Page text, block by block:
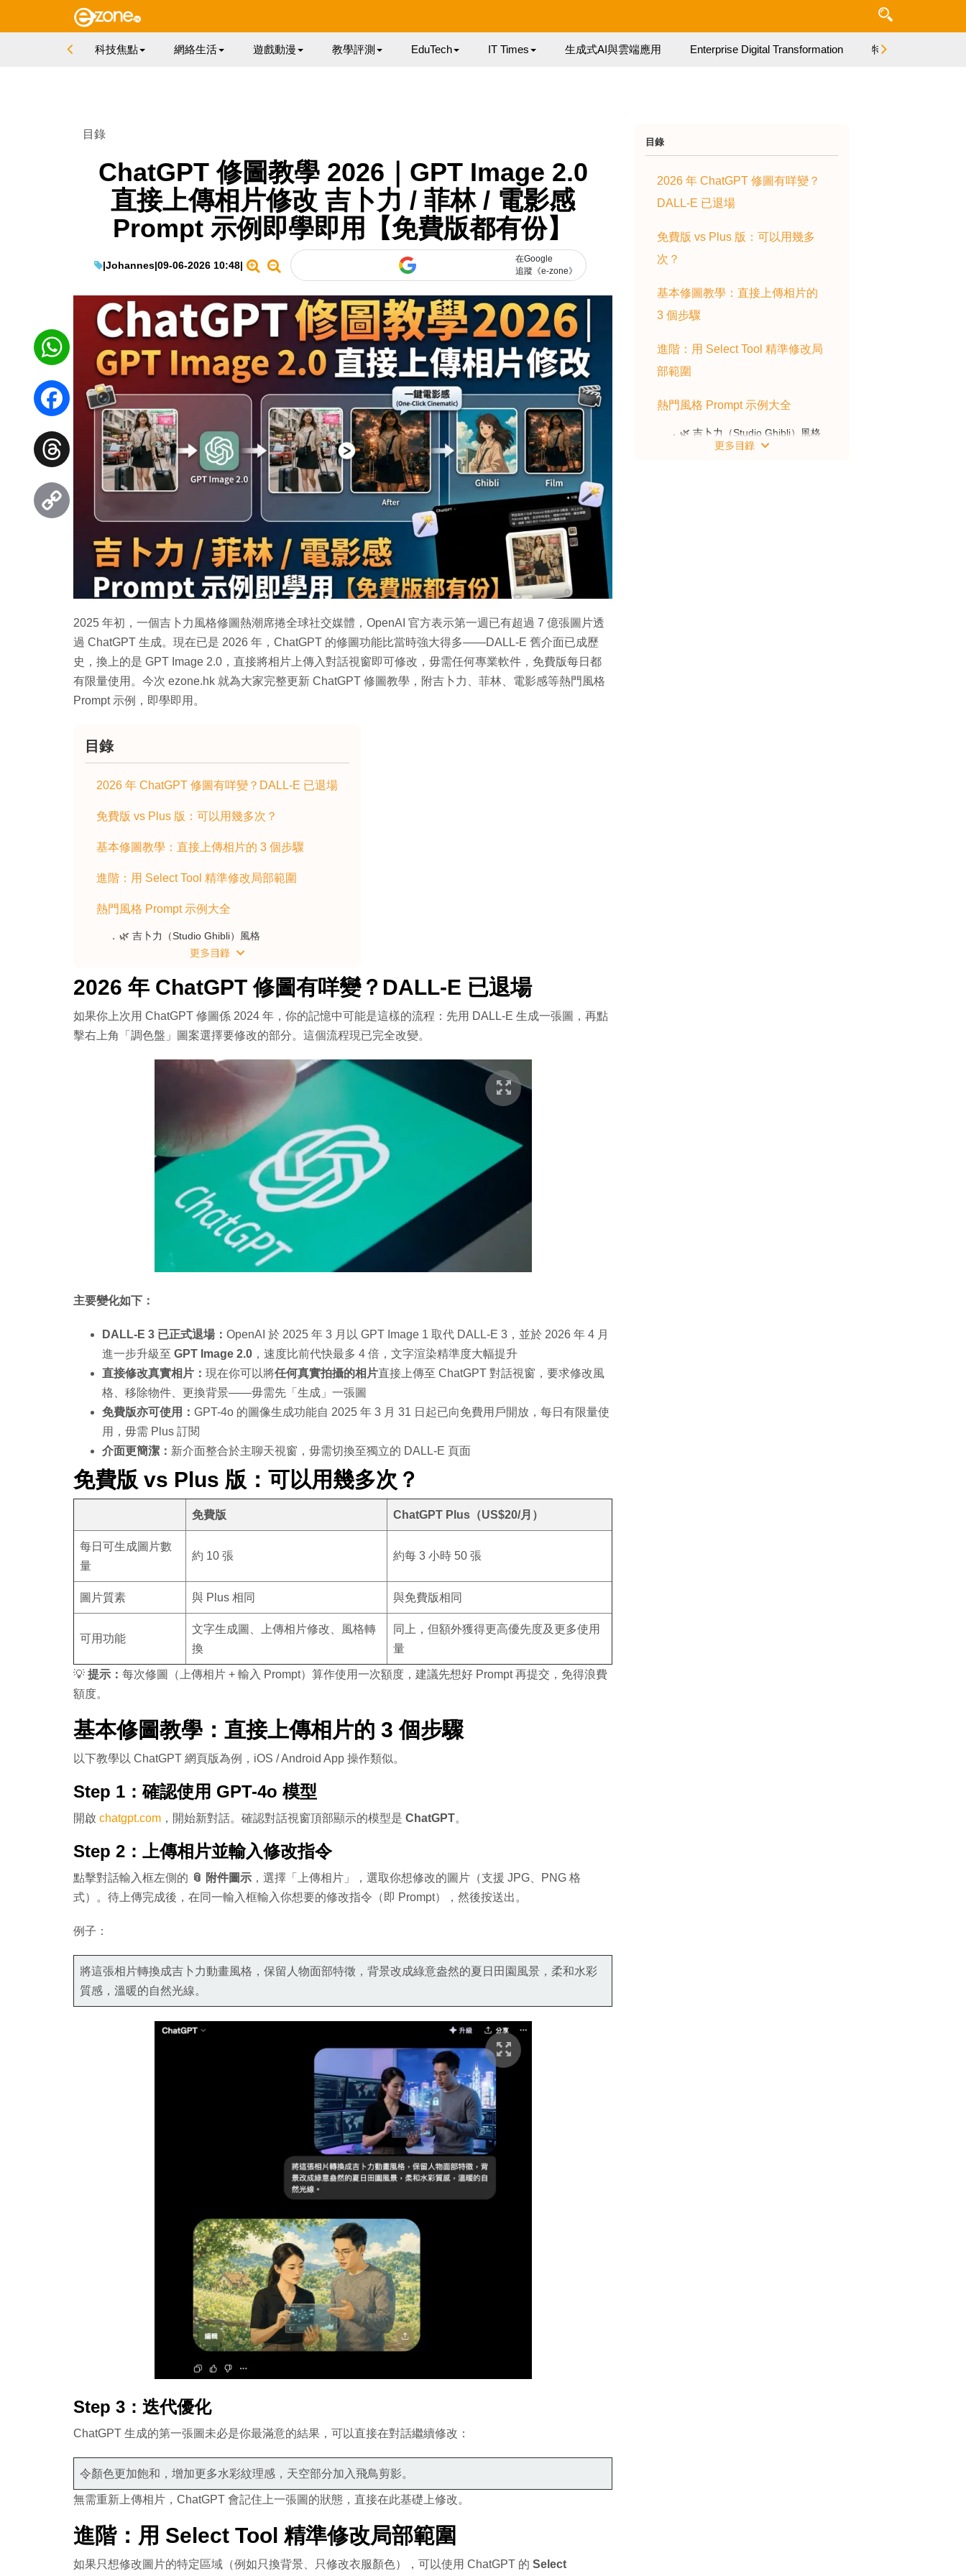
科技焦點 網絡生活 遊戲動漫 教學評測 EduTech IT Times 生成式AI與雲端應用 Enterprise Digital Transformation 特集
目錄
ChatGPT 修圖教學 2026｜GPT Image 2.0
直接上傳相片修改 吉卜力 / 菲林 / 電影感
Prompt 示例即學即用【免費版都有份】
|Johannes|09-06-2026 10:48|
在Google
追蹤《e-zone》
2025 年初，一個吉卜力風格修圖熱潮席捲全球社交媒體，OpenAI 官方表示第一週已有超過 7 億張圖片透
過 ChatGPT 生成。現在已是 2026 年，ChatGPT 的修圖功能比當時強大得多——DALL-E 舊介面已成歷
史，換上的是 GPT Image 2.0，直接將相片上傳入對話視窗即可修改，毋需任何專業軟件，免費版每日都
有限量使用。今次 ezone.hk 就為大家完整更新 ChatGPT 修圖教學，附吉卜力、菲林、電影感等熱門風格
Prompt 示例，即學即用。
目錄
2026 年 ChatGPT 修圖有咩變？DALL-E 已退場
免費版 vs Plus 版：可以用幾多次？
基本修圖教學：直接上傳相片的 3 個步驟
進階：用 Select Tool 精準修改局部範圍
熱門風格 Prompt 示例大全
🌿 吉卜力（Studio Ghibli）風格
📷 菲林 / 復古風格
🎬 電影感風格
其他常用修圖 Prompt
令效果更好的 5 個 Prompt 技巧
注意事項：ChatGPT 修圖做唔到的事
2026 年 ChatGPT 修圖有咩變？DALL-E 已退場
如果你上次用 ChatGPT 修圖係 2024 年，你的記憶中可能是這樣的流程：先用 DALL-E 生成一張圖，再點
擊右上角「調色盤」圖案選擇要修改的部分。這個流程現已完全改變。
主要變化如下：
DALL-E 3 已正式退場： OpenAI 於 2025 年 3 月以 GPT Image 1 取代 DALL-E 3，並於 2026 年 4 月
進一步升級至 GPT Image 2.0 ，速度比前代快最多 4 倍，文字渲染精準度大幅提升
直接修改真實相片： 現在你可以將任何真實拍攝的相片直接上傳至 ChatGPT 對話視窗，要求修改風
格、移除物件、更換背景——毋需先「生成」一張圖
免費版亦可使用： GPT-4o 的圖像生成功能自 2025 年 3 月 31 日起已向免費用戶開放，每日有限量使
用，毋需 Plus 訂閱
介面更簡潔： 新介面整合於主聊天視窗，毋需切換至獨立的 DALL-E 頁面
免費版 vs Plus 版：可以用幾多次？
免費版 ChatGPT Plus（US$20/月）
每日可生成圖片數
量
約 10 張 約每 3 小時 50 張
圖片質素 與 Plus 相同 與免費版相同
可用功能
文字生成圖、上傳相片修改、風格轉
換
同上，但額外獲得更高優先度及更多使用
量
💡 提示： 每次修圖（上傳相片 + 輸入 Prompt）算作使用一次額度，建議先想好 Prompt 再提交，免得浪費
額度。
基本修圖教學：直接上傳相片的 3 個步驟
以下教學以 ChatGPT 網頁版為例，iOS / Android App 操作類似。
Step 1：確認使用 GPT-4o 模型
開啟 chatgpt.com ，開始新對話。確認對話視窗頂部顯示的模型是 ChatGPT。
Step 2：上傳相片並輸入修改指令
點擊對話輸入框左側的 📎 附件圖示 ，選擇「上傳相片」，選取你想修改的圖片（支援 JPG、PNG 格
式）。待上傳完成後，在同一輸入框輸入你想要的修改指令（即 Prompt），然後按送出。
例子：
將這張相片轉換成吉卜力動畫風格，保留人物面部特徵，背景改成綠意盎然的夏日田園風景，柔和水彩
質感，溫暖的自然光線。
Step 3：迭代優化
ChatGPT 生成的第一張圖未必是你最滿意的結果，可以直接在對話繼續修改：
令顏色更加飽和，增加更多水彩紋理感，天空部分加入飛鳥剪影。
無需重新上傳相片，ChatGPT 會記住上一張圖的狀態，直接在此基礎上修改。
進階：用 Select Tool 精準修改局部範圍
如果只想修改圖片的特定區域（例如只換背景、只修改衣服顏色），可以使用 ChatGPT 的 Select
目錄
2026 年 ChatGPT 修圖有咩變？
DALL-E 已退場
免費版 vs Plus 版：可以用幾多
次？
基本修圖教學：直接上傳相片的
3 個步驟
進階：用 Select Tool 精準修改局
部範圍
熱門風格 Prompt 示例大全
🌿 吉卜力（Studio Ghibli）風格
📷 菲林 / 復古風格
WhatsApp
Facebook
Threads